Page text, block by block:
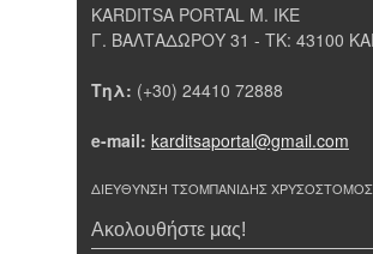
KARDITSA PORTAL Μ. ΙΚΕ
Γ. ΒΑΛΤΑΔΩΡΟΥ 31 - ΤΚ: 43100
Τηλ: (+30) 24410 72888
e-mail: karditsaportal@gmail.com
ΔΙΕΥΘΥΝΣΗ ΤΣΟΜΠΑΝΙΔΗΣ ΧΡΥΣΟΣΤΟΜΟΣ
Ακολουθήστε μας!